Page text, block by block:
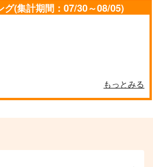
する乙女玲王
ょ
サンプル
（税込）
千×百
サンプル
グ(集計期間：07/30～08/05)
もっとみる